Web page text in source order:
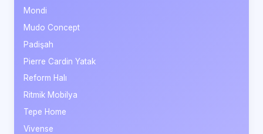
Mondi
Mudo Concept
Padişah
Pierre Cardin Yatak
Reform Halı
Ritmik Mobilya
Tepe Home
Vivense